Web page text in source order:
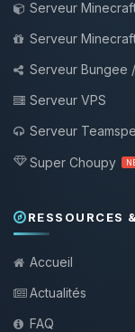
Serveur
Serveur
Serveur Bungee
Serveur VPS
Serveur
Super Choupy
RESSOURCES
Accueil
Actualités
FAQ